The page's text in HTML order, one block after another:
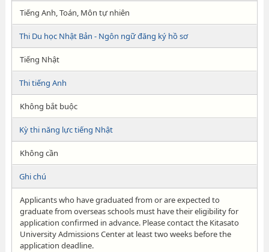
Tiếng Anh, Toán, Môn tự nhiên
Thi Du học Nhật Bản - Ngôn ngữ đăng ký hồ sơ
Tiếng Nhật
Thi tiếng Anh
Không bắt buộc
Kỳ thi năng lực tiếng Nhật
Không cần
Ghi chú
Applicants who have graduated from or are expected to
graduate from overseas schools must have their eligibility for
application confirmed in advance. Please contact the Kitasato
University Admissions Center at least two weeks before the
application deadline.